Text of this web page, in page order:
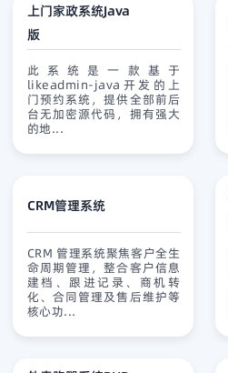
查看详情 免费试用
上门家政系统Java
版
此系统是一款基于
likeadmin-java开发的上
门预约系统，提供全部前后
台无加密源代码，拥有强大
的地...
查看详情 免费试用
CRM管理系统
CRM 管理系统聚焦客户全生
命周期管理，整合客户信息
建档、跟进记录、商机转
化、合同管理及售后维护等
核心功...